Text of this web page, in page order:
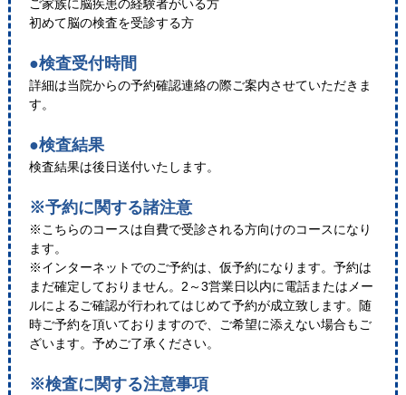
ご家族に脳疾患の経験者がいる方
初めて脳の検査を受診する方
●検査受付時間
詳細は当院からの予約確認連絡の際ご案内させていただきま
す。
●検査結果
検査結果は後日送付いたします。
※予約に関する諸注意
※こちらのコースは自費で受診される方向けのコースになり
ます。
※インターネットでのご予約は、仮予約になります。予約は
まだ確定しておりません。2～3営業日以内に電話またはメー
ルによるご確認が行われてはじめて予約が成立致します。随
時ご予約を頂いておりますので、ご希望に添えない場合もご
ざいます。予めご了承ください。
※検査に関する注意事項